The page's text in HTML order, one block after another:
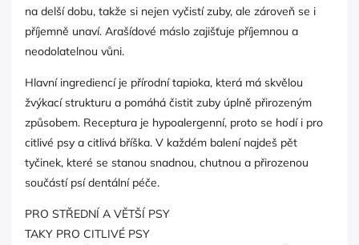
na delší dobu, takže si nejen vyčistí zuby, ale zároveň se i
příjemně unaví. Arašídové máslo zajišťuje příjemnou a
neodolatelnou vůni.
Hlavní ingrediencí je přírodní tapioka, která má skvělou
žvýkací strukturu a pomáhá čistit zuby úplně přirozeným
způsobem. Receptura je hypoalergenní, proto se hodí i pro
citlivé psy a citlivá bříška. V každém balení najdeš pět
tyčinek, které se stanou snadnou, chutnou a přirozenou
součástí psí dentální péče.
PRO STŘEDNÍ A VĚTŠÍ PSY
TAKY PRO CITLIVÉ PSY